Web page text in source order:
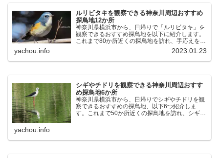
ルリビタキを観察できる神奈川周辺おすすめ
探鳥地12か所
神奈川県横浜市から、日帰りで「ルリビタキ」を
観察できるおすすめ探鳥地を以下に紹介します。
これまで80か所近くの探鳥地を訪れ、手応えを感
じた場所です。以下、★ が多いほど観察しやす
く、出現頻度が高いと感じた場所です。 北本自然
観察公園：埼玉県...
yachou.info 2023.01.23
シギやチドリを観察できる神奈川周辺おすす
め探鳥地6か所
神奈川県横浜市から、日帰りでシギやチドリを観
察できるおすすめの探鳥地、以下6つ紹介しま
す。これまで50か所近くの探鳥地を訪れ、シギや
yachou.info